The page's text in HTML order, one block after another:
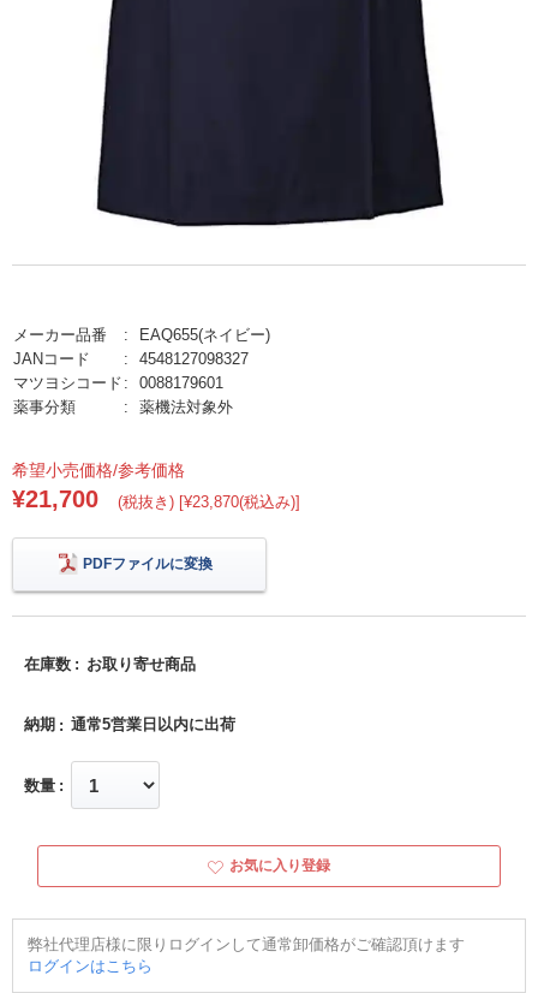
メーカー品番
EAQ655(ネイビー)
JANコード
4548127098327
マツヨシコード
0088179601
薬事分類
薬機法対象外
希望小売価格/参考価格
¥21,700 (税抜き) [¥23,870(税込み)]
PDFファイルに変換
在庫数 お取り寄せ商品
納期 通常5営業日以内に出荷
数量
お気に入り登録
弊社代理店様に限りログインして通常卸価格がご確認頂けます
ログインはこちら